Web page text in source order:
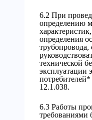
6.2 При
определению
определения
трубопровода,
технической
эксплуатации
12.1.038.
6.3 Работы
требованиями